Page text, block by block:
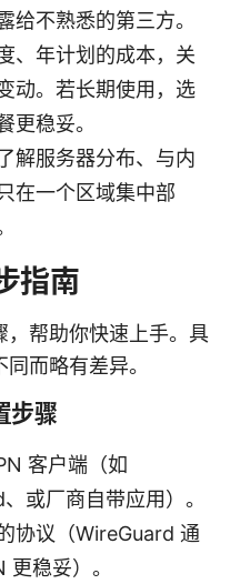
给不熟悉的第三方。
、年计划的成本，关
动。若长期使用，选
更稳妥。
解服务器分布、与内
在一个区域集中部
指南
，帮助你快速上手。具
而略有差异。
步骤
客户端（如
或厂商自带应用）。
协议（WireGuard 通
稳妥）。